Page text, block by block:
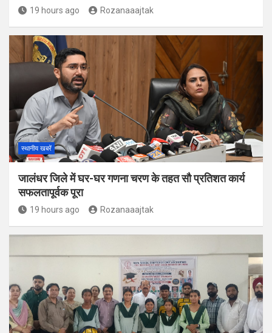
19 hours ago Rozanaaajtak
स्थानीय खबरें
जालंधर जिले में घर-घर गणना चरण के तहत सौ प्रतिशत कार्य
सफलतापूर्वक पूरा
19 hours ago Rozanaaajtak